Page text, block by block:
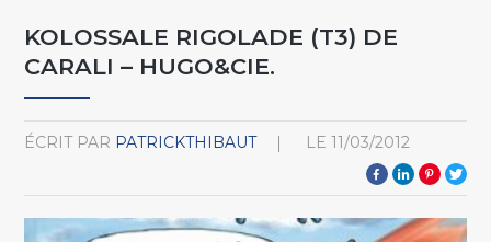
KOLOSSALE RIGOLADE (T3) DE
CARALI – HUGO&CIE.
ÉCRIT PAR PATRICKTHIBAUT LE 11/03/2012